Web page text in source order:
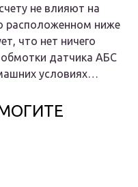
не влияют на
расположенном ниже
что нет ничего
датчика АБС
условиях…